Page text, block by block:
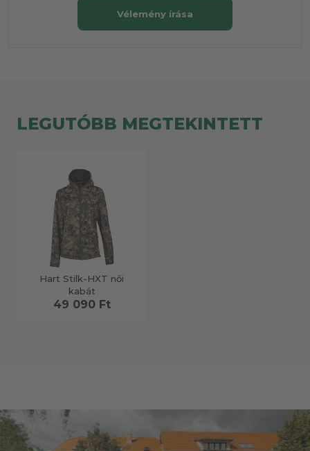
Vélemény írása
LEGUTÓBB MEGTEKINTETT
Hart Stilk-HXT női
kabát
49 090 Ft